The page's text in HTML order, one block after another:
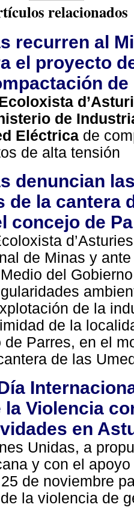
relacionados
recurren al
el proyecto
de
de
Eléctrica de
de alta tensión
denuncian
de la cantera
concejo de
de Minas y
del
de la
de la
Parres, en el
de las
Violencia
en
Unidas, a
y con el
de noviembre
la violencia de